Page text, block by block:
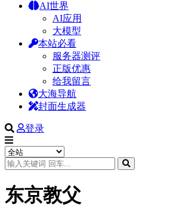
AI世界
AI应用
大模型
本站必看
服务器测评
正版优惠
给我留言
大海导航
封面生成器
登录
东京教父